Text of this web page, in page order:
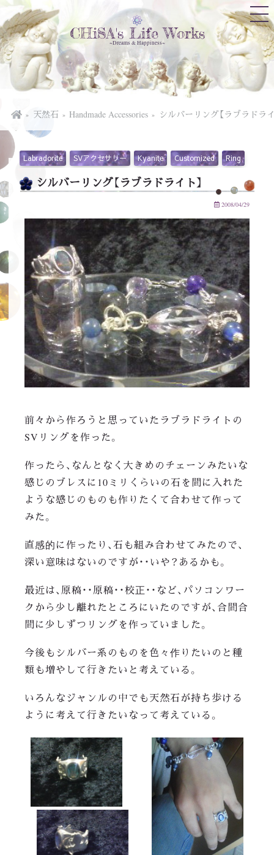
CHiSA's Life Works
~Dreams & Happiness~
天然石 Handmade Accessories シルバーリング【ラブラドラ
Labradorite SVアクセサリー Kyanite Customized Ring
シルバーリング【ラブラドライト】
2008/04/29
前々から作ろうと思っていたラブラドライトの
SVリングを作った。
作ったら、なんとなく大きめのチェーンみたいな
感じのブレスに10ミリくらいの石を間に入れた
ような感じのものも作りたくて合わせて作って
みた。
直感的に作ったり、石も組み合わせてみたので、
深い意味はないのですが・・いや？あるかも。
最近は、原稿・・原稿・・校正・・など、パソコンワー
クから少し離れたところにいたのですが、合間合
間に少しずつリングを作っていました。
今後もシルバー系のものを色々作りたいのと種
類も増やして行きたいと考えている。
いろんなジャンルの中でも天然石が持ち歩ける
ように考えて行きたいなって考えている。